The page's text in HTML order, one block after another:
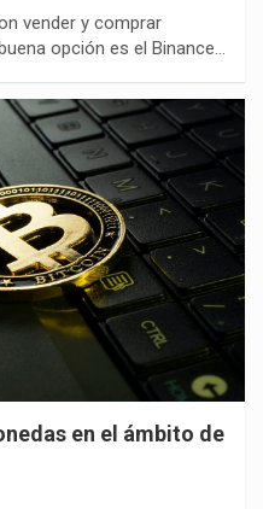
vender y comprar
opción es el Binance…
en el ámbito de